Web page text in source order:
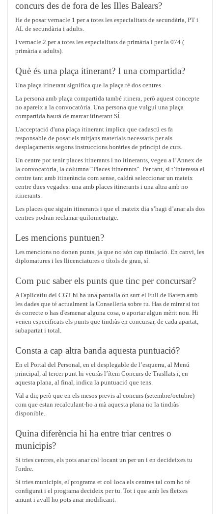
concurs des de fora de les Illes Balears?
He de posar vernacle 1 per a totes les especialitats de secundària, PT i
AL de secundària i adults.
I vernacle 2 per a totes les especialitats de primària i per la 074 (
primària a adults).
Què és una plaça itinerant? I una compartida?
Una plaça itinerant significa que la plaça té dos centres.
La persona amb plaça compartida també itinera, però aquest concepte
no apareix a la convocatòria. Una persona que vulgui una plaça
compartida haurà de marcar itinerant SÍ.
L'acceptació d'una plaça itinerant implica que cadascú es fa
responsable de posar els mitjans materials necessaris per als
desplaçaments segons instruccions horàries de principi de curs.
Un centre pot tenir places itinerants i no itinerants, vegeu a l’Annex de
la convocatòria, la columna “Places itinerants”. Per tant, si t’interessa el
centre tant amb itinerància com sense, caldrà seleccionar un mateix
centre dues vegades: una amb places itinerants i una altra amb no
itinerants.
Les places que siguin itinerants i que el mateix dia s’hagi d’anar als dos
centres podran reclamar quilometratge.
Les mencions puntuen?
Les mencions no donen punts, ja que no són cap titulació. En canvi, les
diplomatures i les llicenciatures o títols de grau, sí.
Com puc saber els punts que tinc per concursar?
A l'aplicatiu del CGT hi ha una pantalla on surt el Full de Barem amb
les dades que té actualment la Conselleria sobre tu. Has de mirar si tot
és correcte o has d'esmenar alguna cosa, o aportar algun mèrit nou. Hi
venen especificats els punts que tindràs en concursar, de cada apartat,
subapartat i total.
Consta a cap altra banda aquesta puntuació?
En el Portal del Personal, en el desplegable de l’esquerra, al Menú
principal, al tercer punt hi veuràs l’ítem Concurs de Trasllats i, en
aquesta plana, al final, indica la puntuació que tens.
Val a dir, però que en els mesos previs al concurs (setembre/octubre)
com que estan recalculant-ho a mà aquesta plana no la tindràs
disponible.
Quina diferència hi ha entre triar centres o
municipis?
Si tries centres, els pots anar col·locant un per un i en decideixes tu
l'ordre.
Si tries municipis, el programa et col·loca els centres tal com ho té
configurat i el programa decideix per tu. Tot i que amb les fletxes
amunt i avall ho pots anar modificant.